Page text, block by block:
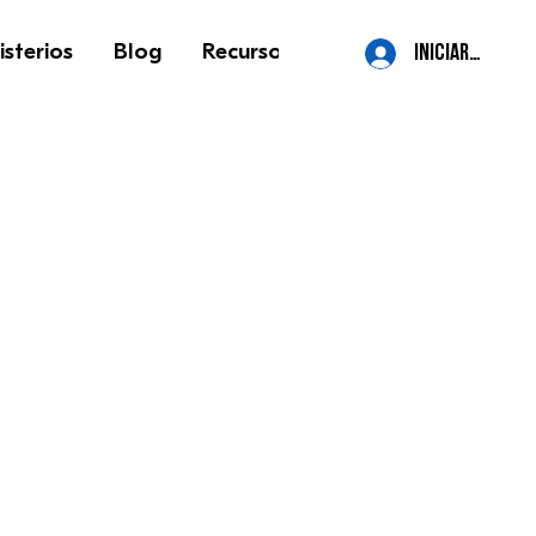
Blog Recursos Contacto More
iniciar sesión